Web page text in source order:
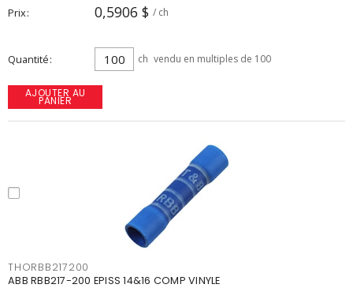
Prix 0,5906 $ / ch
Quantité ch vendu en multiples de 100
AJOUTER AU
PANIER
THORBB217200
ABB RBB217-200 EPISS 14&16 COMP VINYLE